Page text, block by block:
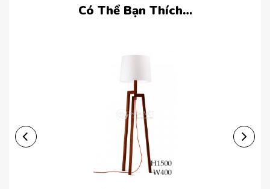
Có Thể Bạn Thích…